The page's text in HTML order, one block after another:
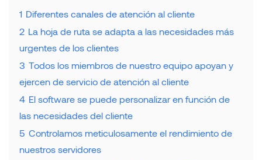
1 Diferentes canales de atención al cliente
2 La hoja de ruta se adapta a las necesidades más
urgentes de los clientes
3 Todos los miembros de nuestro equipo apoyan y
ejercen de servicio de atención al cliente
4 El software se puede personalizar en función de
las necesidades del cliente
5 Controlamos meticulosamente el rendimiento de
nuestros servidores